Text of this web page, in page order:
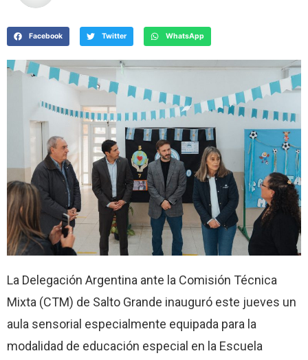
Facebook Twitter WhatsApp
La Delegación Argentina ante la Comisión Técnica
Mixta (CTM) de Salto Grande inauguró este jueves un
aula sensorial especialmente equipada para la
modalidad de educación especial en la Escuela